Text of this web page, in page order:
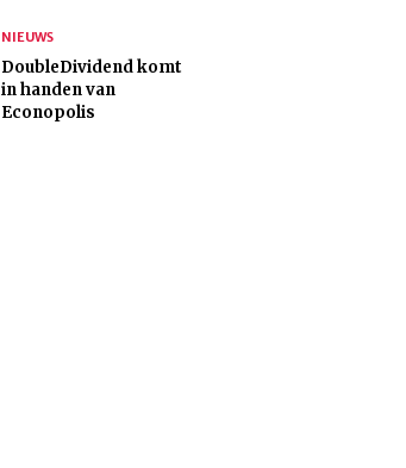
NIEUWS
DoubleDividend komt
in handen van
Econopolis